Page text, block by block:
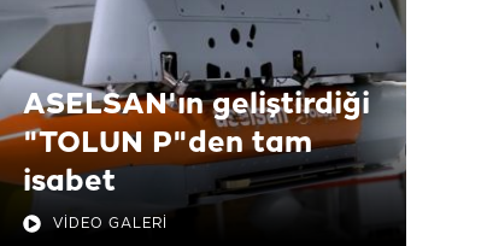
ASELSAN'ın geliştirdiği
"TOLUN P"den tam
isabet
VİDEO GALERİ